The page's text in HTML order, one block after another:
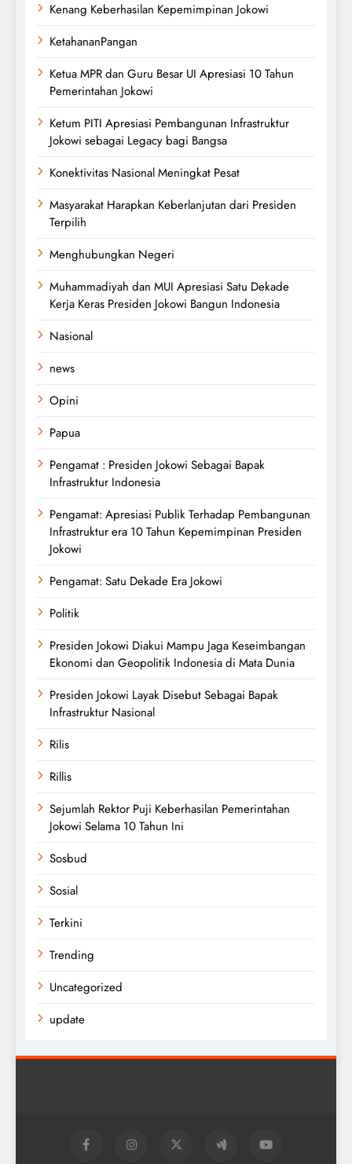
Kenang Keberhasilan Kepemimpinan Jokowi
KetahananPangan
Ketua MPR dan Guru Besar UI Apresiasi 10 Tahun
Pemerintahan Jokowi
Ketum PITI Apresiasi Pembangunan Infrastruktur
Jokowi sebagai Legacy bagi Bangsa
Konektivitas Nasional Meningkat Pesat
Masyarakat Harapkan Keberlanjutan dari Presiden
Terpilih
Menghubungkan Negeri
Muhammadiyah dan MUI Apresiasi Satu Dekade
Kerja Keras Presiden Jokowi Bangun Indonesia
Nasional
news
Opini
Papua
Pengamat : Presiden Jokowi Sebagai Bapak
Infrastruktur Indonesia
Pengamat: Apresiasi Publik Terhadap Pembangunan
Infrastruktur era 10 Tahun Kepemimpinan Presiden
Jokowi
Pengamat: Satu Dekade Era Jokowi
Politik
Presiden Jokowi Diakui Mampu Jaga Keseimbangan
Ekonomi dan Geopolitik Indonesia di Mata Dunia
Presiden Jokowi Layak Disebut Sebagai Bapak
Infrastruktur Nasional
Rilis
Rillis
Sejumlah Rektor Puji Keberhasilan Pemerintahan
Jokowi Selama 10 Tahun Ini
Sosbud
Sosial
Terkini
Trending
Uncategorized
update